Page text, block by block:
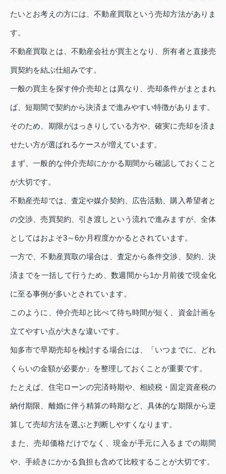
たいとお考えの方には、不動産買取という売却方法がありま
す。
不動産買取とは、不動産会社が買主となり、所有者と直接売
買契約を結ぶ仕組みです。
一般の買主を探す仲介売却とは異なり、売却条件がまとまれ
ば、短期間で契約から決済まで進みやすい特徴があります。
そのため、期限がはっきりしている方や、確実に売却を済ま
せたい方が選ばれるケースが増えています。
まず、一般的な仲介売却にかかる期間から確認しておくこと
が大切です。
不動産売却では、査定や媒介契約、広告活動、購入希望者と
の交渉、売買契約、引き渡しという流れで進みますが、全体
としてはおよそ3～6か月程度かかるとされています。
一方で、不動産買取の場合は、査定から条件交渉、契約、決
済までを一括して行うため、数週間から1か月前後で現金化
に至る事例が多いとされています。
このように、仲介売却と比べて待ち時間が短く、資金計画を
立てやすい点が大きな違いです。
知多市で早期売却を検討する場合には、「いつまでに、どれ
くらいの金額が必要か」を整理しておくことが重要です。
たとえば、住宅ローンの完済時期や、相続税・固定資産税の
納付期限、離婚に伴う精算の時期など、具体的な期限から逆
算して売却方法を選ぶと判断しやすくなります。
また、売却価格だけでなく、現金が手元に入るまでの期間
や、手続きにかかる負担も含めて比較することが大切です。